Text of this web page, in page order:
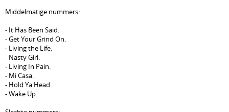
Middelmatige nummers:
- It Has Been Said.
- Get Your Grind On.
- Living the Life.
- Nasty Girl.
- Living In Pain.
- Mi Casa.
- Hold Ya Head.
- Wake Up.